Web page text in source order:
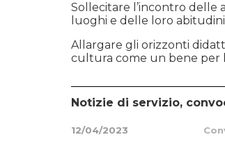
Sollecitare l’incontro delle
luoghi e delle loro
Allargare gli orizzonti
cultura come un bene per
Notizie di servizio,
12/04/2023